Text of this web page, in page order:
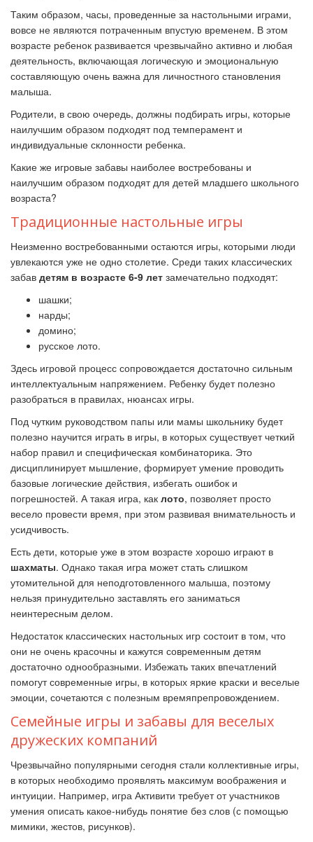
Таким образом, часы, проведенные за настольными играми,
вовсе не являются потраченным впустую временем. В этом
возрасте ребенок развивается чрезвычайно активно и любая
деятельность, включающая логическую и эмоциональную
составляющую очень важна для личностного становления
малыша.
Родители, в свою очередь, должны подбирать игры, которые
наилучшим образом подходят под темперамент и
индивидуальные склонности ребенка.
Какие же игровые забавы наиболее востребованы и
наилучшим образом подходят для детей младшего школьного
возраста?
Традиционные настольные игры
Неизменно востребованными остаются игры, которыми люди
увлекаются уже не одно столетие. Среди таких классических
забав детям в возрасте 6-9 лет замечательно подходят:
шашки;
нарды;
домино;
русское лото.
Здесь игровой процесс сопровождается достаточно сильным
интеллектуальным напряжением. Ребенку будет полезно
разобраться в правилах, нюансах игры.
Под чутким руководством папы или мамы школьнику будет
полезно научится играть в игры, в которых существует четкий
набор правил и специфическая комбинаторика. Это
дисциплинирует мышление, формирует умение проводить
базовые логические действия, избегать ошибок и
погрешностей. А такая игра, как лото, позволяет просто
весело провести время, при этом развивая внимательность и
усидчивость.
Есть дети, которые уже в этом возрасте хорошо играют в
шахматы. Однако такая игра может стать слишком
утомительной для неподготовленного малыша, поэтому
нельзя принудительно заставлять его заниматься
неинтересным делом.
Недостаток классических настольных игр состоит в том, что
они не очень красочны и кажутся современным детям
достаточно однообразными. Избежать таких впечатлений
помогут современные игры, в которых яркие краски и веселые
эмоции, сочетаются с полезным времяпрепровождением.
Семейные игры и забавы для веселых
дружеских компаний
Чрезвычайно популярными сегодня стали коллективные игры,
в которых необходимо проявлять максимум воображения и
интуиции. Например, игра Активити требует от участников
умения описать какое-нибудь понятие без слов (с помощью
мимики, жестов, рисунков).